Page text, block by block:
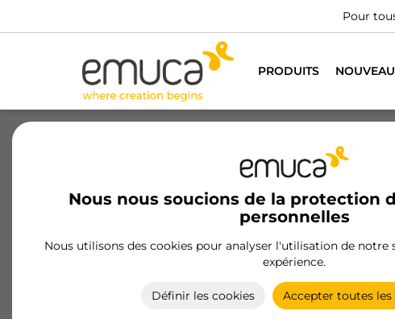
Nous
PRODUITS
Nous nous soucions de la protection
personnelles
Nous utilisons des cookies pour analyser l'utilisation de
expérience.
Définir les cookies Accepter toutes les